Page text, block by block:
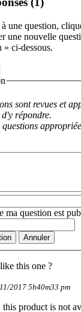
une question,
une nouvelle
» ci-dessous.
sont revues et
répondre.
questions
ma question est
Annuler
this one ?
2017 5h40m33 pm
product is not